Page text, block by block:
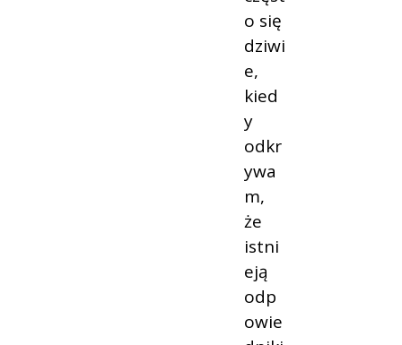
o się
dziwi
e,
kied
y
odkr
ywa
m,
że
istni
eją
odp
owie